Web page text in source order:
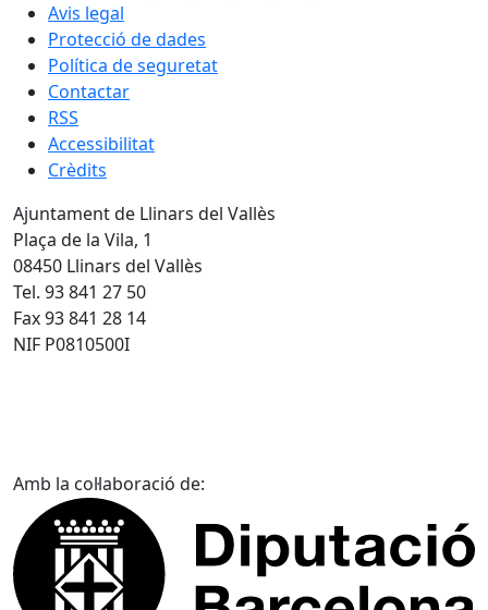
Avis legal
Protecció de dades
Política de seguretat
Contactar
RSS
Accessibilitat
Crèdits
Ajuntament de Llinars del Vallès
Plaça de la Vila, 1
08450 Llinars del Vallès
Tel. 93 841 27 50
Fax 93 841 28 14
NIF P0810500I
Amb la col·laboració de: